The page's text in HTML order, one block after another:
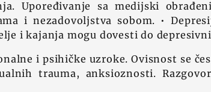
Upoređivanje sa medijski
i nezadovoljstva sobom. •
i kajanja mogu dovesti do
i psihičke uzroke. Ovisnost se
trauma, anksioznosti.